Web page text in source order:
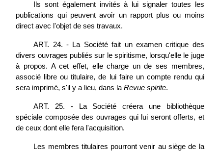
Ils sont également invités à lui signaler toutes les
publications qui peuvent avoir un rapport plus ou moins
direct avec l'objet de ses travaux.
ART. 24. - La Société fait un examen critique des
divers ouvrages publiés sur le spiritisme, lorsqu'elle le juge
à propos. A cet effet, elle charge un de ses membres,
associé libre ou titulaire, de lui faire un compte rendu qui
sera imprimé, s'il y a lieu, dans laRevue spirite.
ART. 25. - La Société créera une bibliothèque
spéciale composée des ouvrages qui lui seront offerts, et
de ceux dont elle fera l'acquisition.
Les membres titulaires pourront venir au siège de la